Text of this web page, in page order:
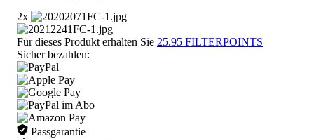
2x
Für dieses Produkt erhalten Sie 25.95 FILTERPOINTS
Sicher bezahlen:
Passgarantie